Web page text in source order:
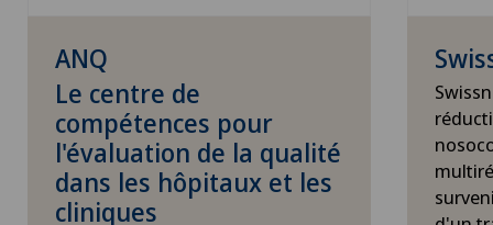
ANQ
Le centre de
compétences pour
l'évaluation de la qualité
dans les hôpitaux et les
cliniques